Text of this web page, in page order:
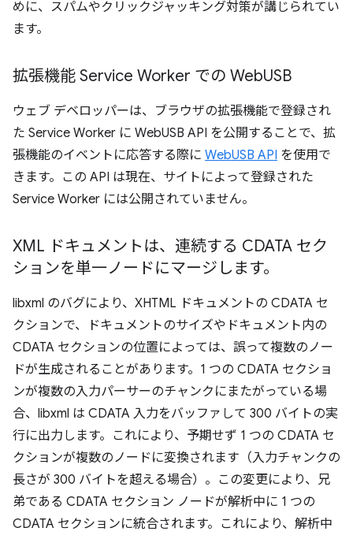
めに、スパムやクリックジャッキング対策が講じられてい
ます。
拡張機能 Service Worker での WebUSB
ウェブ デベロッパーは、ブラウザの拡張機能で登録され
た Service Worker に WebUSB API を公開することで、拡
張機能のイベントに応答する際に WebUSB API を使用で
きます。この API は現在、サイトによって登録された
Service Worker には公開されていません。
XML ドキュメントは、連続する CDATA セク
ションを単一ノードにマージします。
libxml のバグにより、XHTML ドキュメントの CDATA セ
クションで、ドキュメントのサイズやドキュメント内の
CDATA セクションの位置によっては、誤って複数のノー
ドが生成されることがあります。1 つの CDATA セクショ
ンが複数の入力パーサーのチャンクにまたがっている場
合、libxml は CDATA 入力をバッファして 300 バイトの実
行に出力します。これにより、予期せず 1 つの CDATA セ
クションが複数のノードに変換されます（入力チャンクの
長さが 300 バイトを超える場合）。この変更により、兄
弟である CDATA セクション ノードが解析中に 1 つの
CDATA セクションに統合されます。これにより、解析中